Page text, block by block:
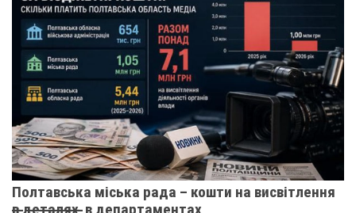
Полтавська міська рада – кошти на висвітлення